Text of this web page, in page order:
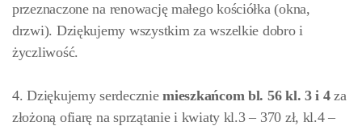
przeznaczone na renowację małego kościółka (okna,
drzwi). Dziękujemy wszystkim za wszelkie dobro i
życzliwość.
4. Dziękujemy serdeczniemieszkańcom bl. 56 kl. 3 i 4za
złożoną ofiarę na sprzątanie i kwiaty kl.3 – 370 zł, kl.4 –